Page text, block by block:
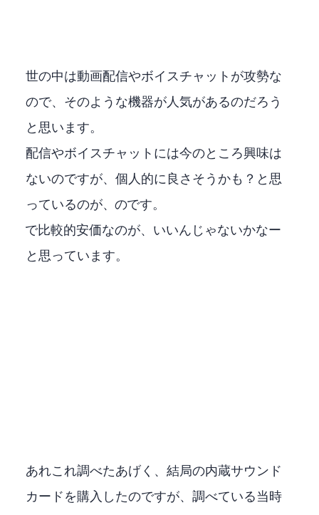
世の中は動画配信やボイスチャットが攻勢な
ので、そのような機器が人気があるのだろう
と思います。
配信やボイスチャットには今のところ興味は
ないのですが、個人的に良さそうかも？と思
っているのが、YAMAHAのZG02です。
YAMAHAで比較的安価なのが、いいんじゃないかなー
と思っています。
あれこれ調べたあげく、結局Creativeの内蔵サウンド
カードAE-5を購入したのですが、調べている当時